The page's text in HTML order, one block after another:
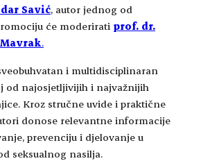
Savić, autor jednog od
će moderirati prof. dr.
.
i multidisciplinaran
od najosjetljivijih i najvažnijih
Kroz stručne uvide i praktične
donose relevantne informacije
prevenciju i djelovanje u
seksualnog nasilja.